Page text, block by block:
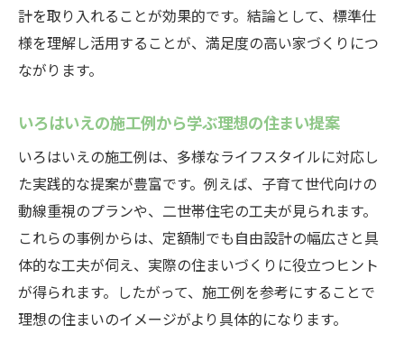
間取り
こだわり派注目のいろはいえ自由設計ルー
ルの具体例
デア集
いろはいえルールでできること・できない
ことを整理
自由設計のいろはいえのルールと評判を徹
底比較
断熱材や快適性にこだわるならこの選択
自由設計のいろはいえで断熱材性能を最大
限に活用
計を取り入れることが効果的です。結論として、標準仕
様を理解し活用することが、満足度の高い家づくりにつ
ながります。
いろはいえの施工例から学ぶ理想の住まい提案
いろはいえの施工例は、多様なライフスタイルに対応し
た実践的な提案が豊富です。例えば、子育て世代向けの
動線重視のプランや、二世帯住宅の工夫が見られます。
これらの事例からは、定額制でも自由設計の幅広さと具
体的な工夫が伺え、実際の住まいづくりに役立つヒント
が得られます。したがって、施工例を参考にすることで
理想の住まいのイメージがより具体的になります。